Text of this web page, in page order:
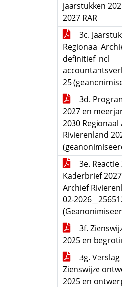
jaarstukken
2027 RAR
3c.
Regionaal
definitief incl
25
3d.
2027 en
2030 Regionaal
Rivierenland
3e. Reactie
Kaderbrief
Archief
02-
3f.
2025 en
3g.
Zienswijze
2025 en